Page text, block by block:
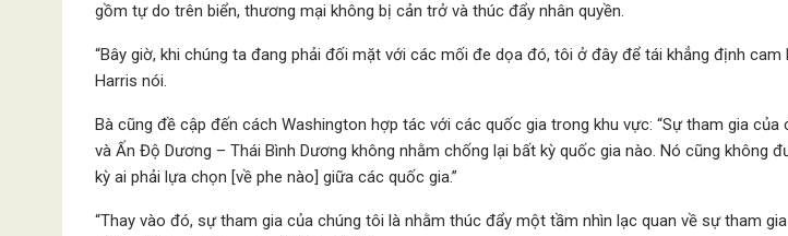
gồm tự do trên biển, thương mại không bị cản trở và thúc đẩy nhân quyền.
“Bây giờ, khi chúng ta đang phải đối mặt với các mối đe dọa đó, tôi ở đây để tái khẳng định cam
Harris nói.
Bà cũng đề cập đến cách Washington hợp tác với các quốc gia trong khu vực: “Sự tham gia
và Ấn Độ Dương – Thái Bình Dương không nhằm chống lại bất kỳ quốc gia nào. Nó cũng không
kỳ ai phải lựa chọn [về phe nào] giữa các quốc gia.”
“Thay vào đó, sự tham gia của chúng tôi là nhằm thúc đẩy một tầm nhìn lạc quan về sự tham